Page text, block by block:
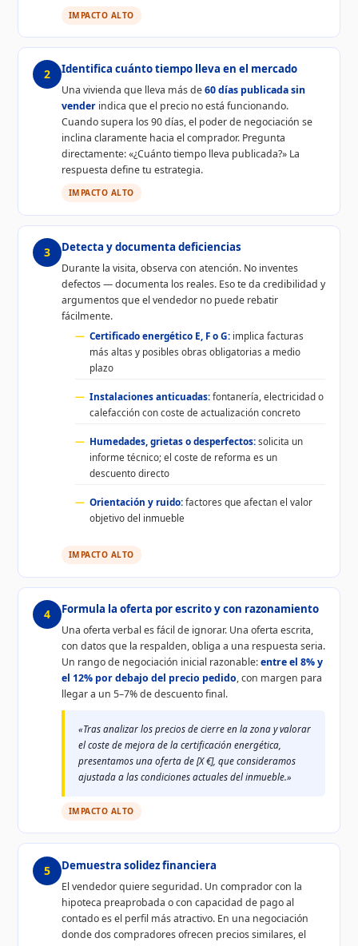
IMPACTO ALTO
2 Identifica cuánto tiempo lleva en el mercado
Una vivienda que lleva más de60 días publicada sin
venderindica que el precio no está funcionando.
Cuando supera los 90 días, el poder de negociación se
inclina claramente hacia el comprador. Pregunta
directamente: «¿Cuánto tiempo lleva publicada?» La
respuesta define tu estrategia.
IMPACTO ALTO
3 Detecta y documenta deficiencias
Durante la visita, observa con atención. No inventes
defectos — documenta los reales. Eso te da credibilidad y
argumentos que el vendedor no puede rebatir
fácilmente.
Certificado energético E, F o G: implica facturas
más altas y posibles obras obligatorias a medio
plazo
Instalaciones anticuadas:fontanería, electricidad o
calefacción con coste de actualización concreto
Humedades, grietas o desperfectos:solicita un
informe técnico; el coste de reforma es un
descuento directo
Orientación y ruido:factores que afectan el valor
objetivo del inmueble
IMPACTO ALTO
4 Formula la oferta por escrito y con razonamiento
Una oferta verbal es fácil de ignorar. Una oferta escrita,
con datos que la respalden, obliga a una respuesta seria.
Un rango de negociación inicial razonable:entre el 8% y
el 12% por debajo del precio pedido, con margen para
llegar a un 5–7% de descuento final.
«Tras analizar los precios de cierre en la zona y valorar
el coste de mejora de la certificación energética,
presentamos una oferta de [X €], que consideramos
ajustada a las condiciones actuales del inmueble.»
IMPACTO ALTO
5 Demuestra solidez financiera
El vendedor quiere seguridad. Un comprador con la
hipoteca preaprobada o con capacidad de pago al
contado es el perfil más atractivo. En una negociación
donde dos compradores ofrecen precios similares, el